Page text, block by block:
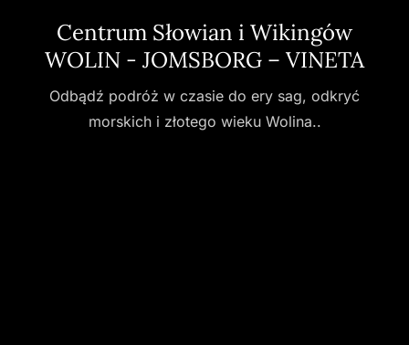
Centrum Słowian i Wikingów
WOLIN - JOMSBORG – VINETA
Odbądź podróż w czasie do ery sag, odkryć
morskich i złotego wieku Wolina..